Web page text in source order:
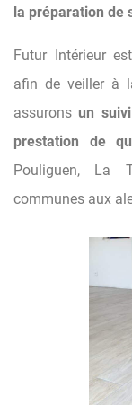
la préparation de
Futur Intérieur
afin de veiller à
assurons un
prestation de
Pouliguen, La
communes aux